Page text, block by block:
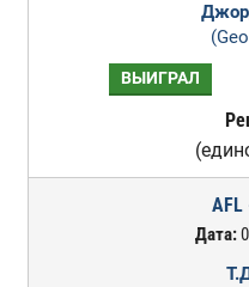
ВЫИГРАЛ
AFL
Дата: